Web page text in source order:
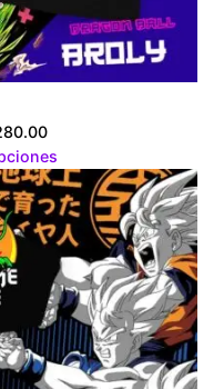
Price
range:
$160.00
through
$280.00